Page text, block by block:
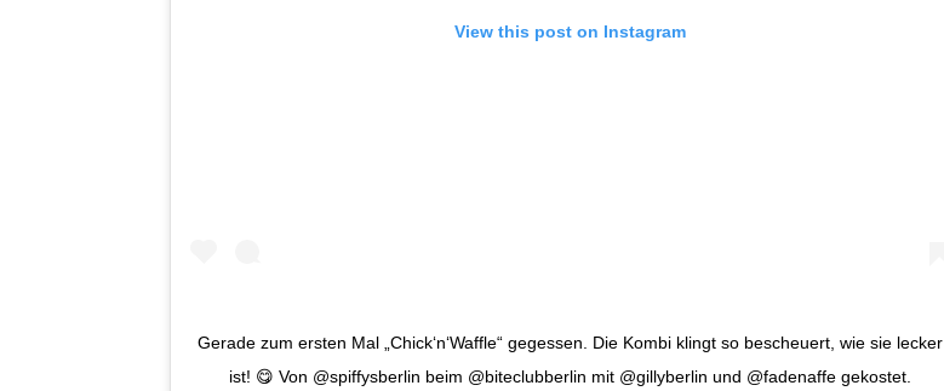
View this post on Instagram
Gerade zum ersten Mal „Chick‘n‘Waffle“ gegessen. Die Kombi klingt so bescheuert, wie sie lecker
ist! 😋 Von @spiffysberlin beim @biteclubberlin mit @gillyberlin und @fadenaffe gekostet.